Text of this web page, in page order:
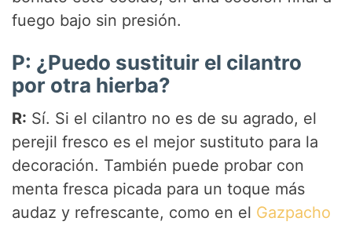
fuego bajo sin presión.
P: ¿Puedo sustituir el cilantro
por otra hierba?
R: Sí. Si el cilantro no es de su agrado, el
perejil fresco es el mejor sustituto para la
decoración. También puede probar con
menta fresca picada para un toque más
audaz y refrescante, como en el Gazpacho